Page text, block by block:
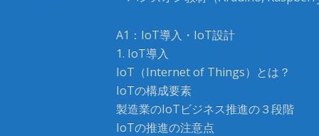
A1：IoT導入・IoT設計
1. IoT導入
IoT（Internet of Things）とは？
IoTの構成要素
製造業のIoTビジネス推進の３段階
IoTの推進の注意点